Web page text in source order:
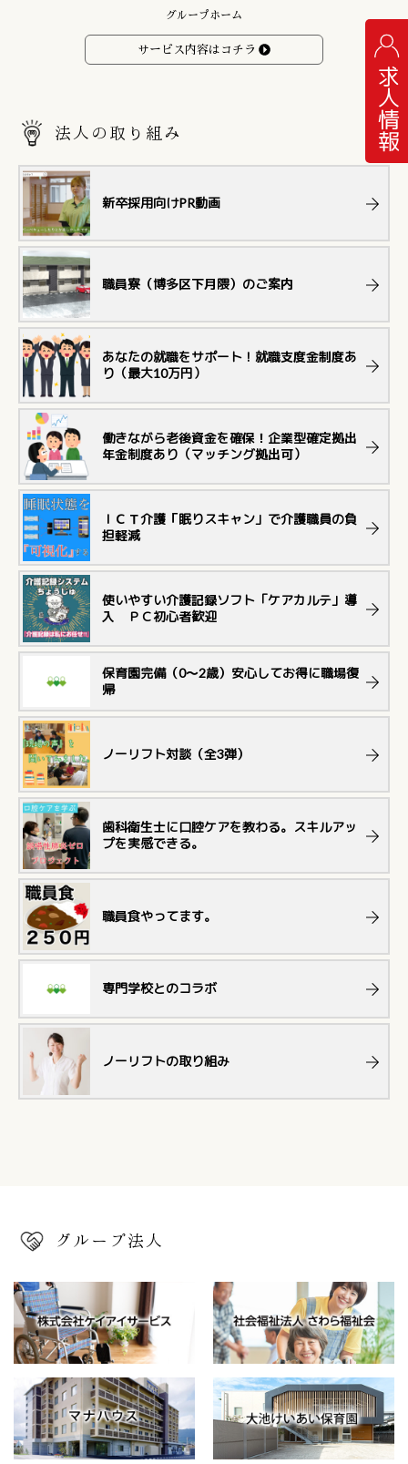
グループホーム
サービス内容はコチラ
法人の取り組み
新卒採用向けPR動画
職員寮（博多区下月隈）のご案内
あなたの就職をサポート！就職支度金制度あ
り（最大10万円）
働きながら老後資金を確保！企業型確定拠出
年金制度あり（マッチング拠出可）
ＩＣＴ介護「眠りスキャン」で介護職員の負
担軽減
使いやすい介護記録ソフト「ケアカルテ」導
入 ＰＣ初心者歓迎
保育園完備（0～2歳）安心してお得に職場復
帰
ノーリフト対談（全3弾）
歯科衛生士に口腔ケアを教わる。スキルアッ
プを実感できる。
職員食やってます。
専門学校とのコラボ
ノーリフトの取り組み
グループ法人
求人情報